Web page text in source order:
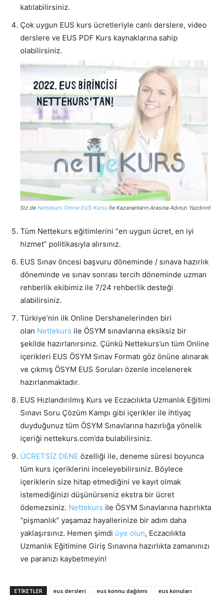
katılabilirsiniz.
Çok uygun EUS kurs ücretleriyle canlı derslere, video
derslere ve EUS PDF Kurs kaynaklarına sahip
olabilirsiniz.
Siz de Nettekurs Online EUS Kursu İle Kazananların Arasına Adınızı Yazdırın!
Tüm Nettekurs eğitimlerini “en uygun ücret, en iyi
hizmet” politikasıyla alırsınız.
EUS Sınav öncesi başvuru döneminde / sınava hazırlık
döneminde ve sınav sonrası tercih döneminde uzman
rehberlik ekibimiz ile 7/24 rehberlik desteği
alabilirsiniz.
Türkiye’nin ilk Online Dershanelerinden biri
olan Nettekurs ile ÖSYM sınavlarına eksiksiz bir
şekilde hazırlanırsınız. Çünkü Nettekurs’un tüm Online
içerikleri EUS ÖSYM Sınav Formatı göz önüne alınarak
ve çıkmış ÖSYM EUS Soruları özenle incelenerek
hazırlanmaktadır.
EUS Hızlandırılmış Kurs ve Eczacılıkta Uzmanlık Eğitimi
Sınavı Soru Çözüm Kampı gibi içerikler ile ihtiyaç
duyduğunuz tüm ÖSYM Sınavlarına hazırlığa yönelik
içeriği nettekurs.com’da bulabilirsiniz.
ÜCRETSİZ DENE özelliği ile, deneme süresi boyunca
tüm kurs içeriklerini inceleyebilirsiniz. Böylece
içeriklerin size hitap etmediğini ve kayıt olmak
istemediğinizi düşünürseniz ekstra bir ücret
ödemezsiniz. Nettekurs ile ÖSYM Sınavlarına hazırlıkta
“pişmanlık” yaşamaz hayallerinize bir adım daha
yaklaşırsınız. Hemen şimdi üye olun, Eczacılıkta
Uzmanlık Eğitimine Giriş Sınavına hazırlıkta zamanınızı
ve paranızı kaybetmeyin!
ETIKETLER eus dersleri eus konnu dağılımı eus konuları